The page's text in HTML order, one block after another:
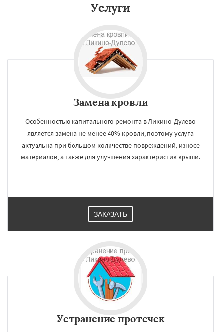
регионам
Услуги
Замена кровли
Особенностью капитального ремонта в Ликино-Дулево
является замена не менее 40% кровли, поэтому услуга
актуальна при большом количестве повреждений, износе
материалов, а также для улучшения характеристик крыши.
ЗАКАЗАТЬ
Устранение протечек
УЗНАТЬ ПОДРОБНЕЕ